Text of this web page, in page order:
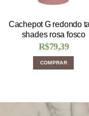
Cachepot G redondo
shades rosa fosco
R$79,39
COMPRAR